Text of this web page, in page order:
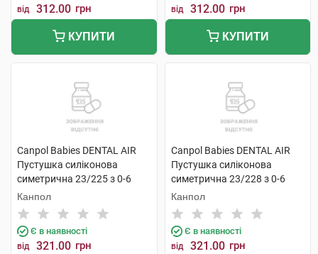
від 312.00 грн
КУПИТИ
від 312.00 грн
КУПИТИ
Canpol Babies DENTAL AIR
Пустушка силіконова
симетрична 23/225 з 0-6
місяців 2 шт
Канпол
Є в наявності
від 321.00 грн
Canpol Babies DENTAL AIR
Пустушка силіконова
симетрична 23/228 з 0-6
місяців 2 шт
Канпол
Є в наявності
від 321.00 грн